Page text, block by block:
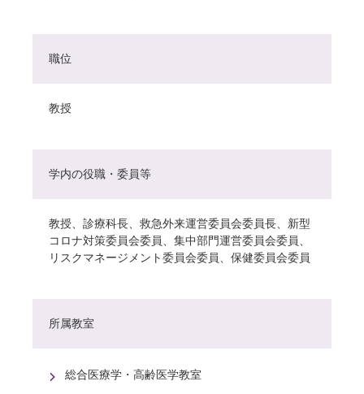
職位
教授
学内の役職・委員等
教授、診療科長、救急外来運営委員会委員長、新型
コロナ対策委員会委員、集中部門運営委員会委員、
リスクマネージメント委員会委員、保健委員会委員
所属教室
総合医療学・高齢医学教室